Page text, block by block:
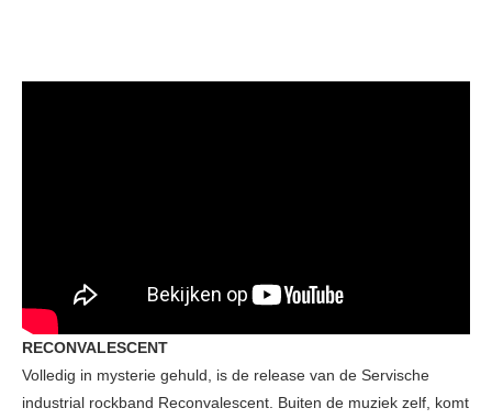
RECONVALESCENT
Volledig in mysterie gehuld, is de release van de Servische
industrial rockband Reconvalescent. Buiten de muziek zelf, komt